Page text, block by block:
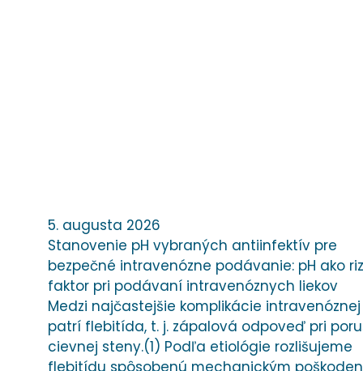
5. augusta 2026
Stanovenie pH vybraných antiinfektív pre
bezpečné intravenózne podávanie: pH ako
faktor pri podávaní intravenóznych liekov
Medzi najčastejšie komplikácie
patrí flebitída, t. j. zápalová odpoveď pri
cievnej steny.(1) Podľa etiológie rozlišujeme